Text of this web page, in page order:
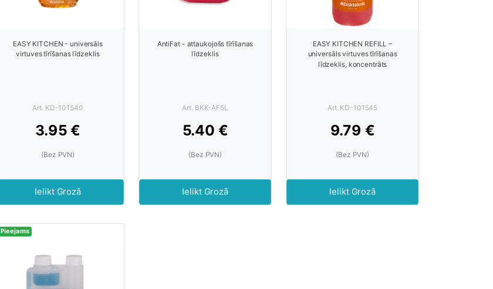
EASY KITCHEN - universāls
virtuves tīrīšanas līdzeklis
Art. KD-101540
3.95 €
(Bez PVN)
Ielikt Grozā
AntiFat - attaukojošs tīrīšanas
līdzeklis
Art. BKK-AF5L
5.40 €
(Bez PVN)
Ielikt Grozā
EASY KITCHEN REFILL –
universāls virtuves tīrīšanas
līdzeklis, koncentrāts
Art. KD-101545
9.79 €
(Bez PVN)
Ielikt Grozā
Pieejams